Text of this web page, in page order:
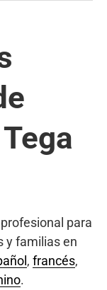
para
y familias en
, francés,
.